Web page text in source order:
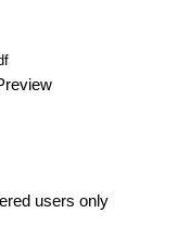
users only